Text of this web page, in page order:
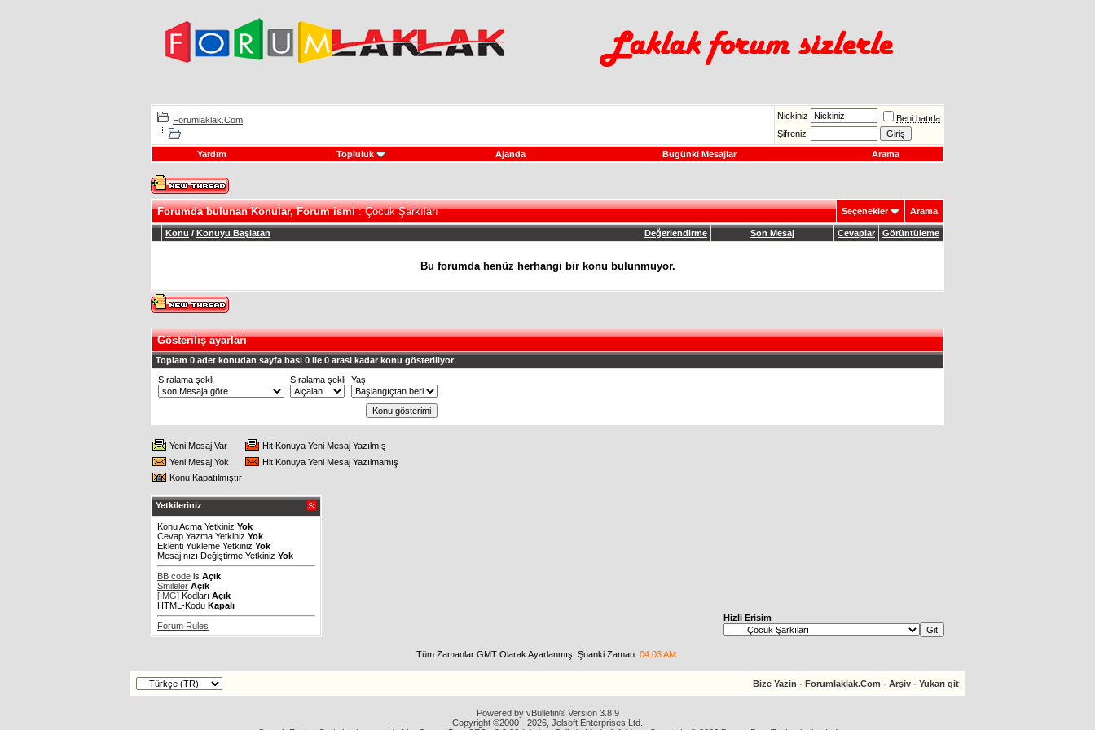
Forumlaklak.Com Nickiniz
Beni hatırla
Şifreniz
Yardım Topluluk Ajanda Bugünki Mesajlar Arama
Forumda bulunan Konular, Forum ismi: Çocuk Şarkıları Seçenekler Arama
Değerlendirme
Konu / Konuyu Başlatan Son Mesaj Cevaplar Görüntüleme
Bu forumda henüz herhangi bir konu bulunmuyor.
Gösteriliş ayarları
Toplam 0 adet konudan sayfa basi 0 ile 0 arasi kadar konu gösteriliyor
Sıralama şekli
Sıralama şekli Yaş
Yeni Mesaj Var
Hit Konuya Yeni Mesaj Yazılmış
Yeni Mesaj Yok
Hit Konuya Yeni Mesaj Yazılmamış
Konu Kapatılmıştır
Yetkileriniz
Konu Acma Yetkiniz Yok
Cevap Yazma Yetkiniz Yok
Eklenti Yükleme Yetkiniz Yok
Mesajınızı Değiştirme Yetkiniz Yok
BB code is Açık
Smileler Açık
[IMG] Kodları Açık
HTML-Kodu Kapalı
Forum Rules
Hizli Erisim
Tüm Zamanlar GMT Olarak Ayarlanmış. Şuanki Zaman: 04:03 AM
Bize Yazin - Forumlaklak.Com - Arşiv - Yukarı git
Powered by vBulletin® Version 3.8.9
Copyright ©2000 - 2026, Jelsoft Enterprises Ltd.